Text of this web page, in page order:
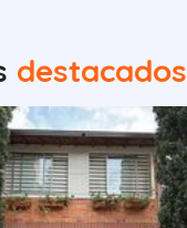
destacados